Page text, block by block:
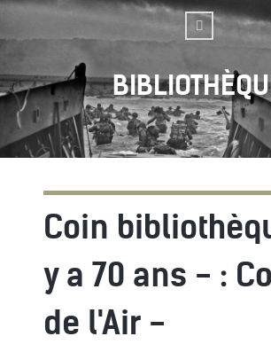
Coin
y a 70 ans - :
de l'Air -